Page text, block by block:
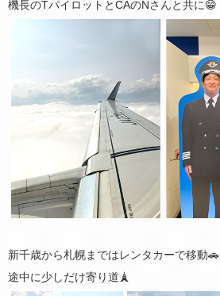
機長のTパイロットとCAのNさんと共に😁
新千歳から札幌まではレンタカーで移動🚗
途中に少しだけ寄り道🗼